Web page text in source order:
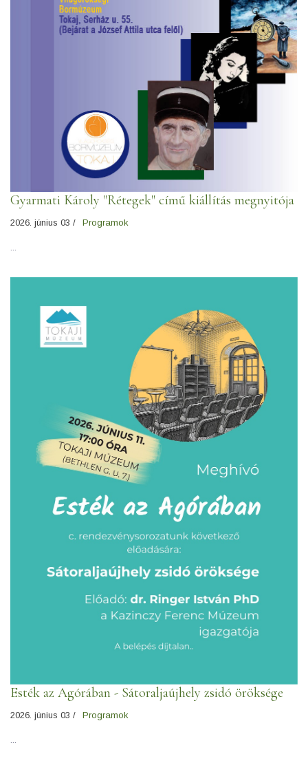
Gyarmati Károly "Rétegek" című kiállítás megnyitója
2026. június 03 / Programok
...
Esték az Agórában - Sátoraljaújhely zsidó öröksége
2026. június 03 / Programok